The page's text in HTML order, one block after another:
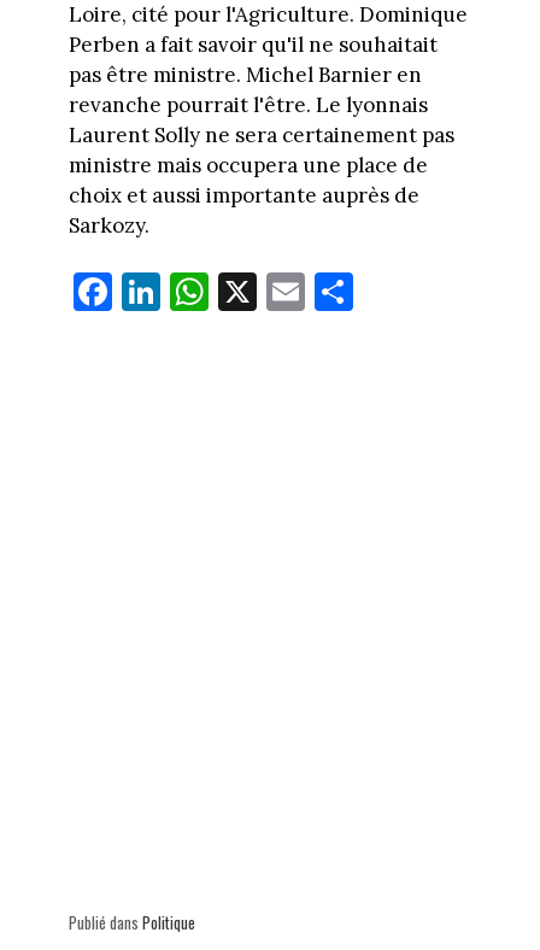
Loire, cité pour l'Agriculture. Dominique
Perben a fait savoir qu'il ne souhaitait
pas être ministre. Michel Barnier en
revanche pourrait l'être. Le lyonnais
Laurent Solly ne sera certainement pas
ministre mais occupera une place de
choix et aussi importante auprès de
Sarkozy.
Fa
ce
Li
nk
W
ha
X E
m
Pa
Publié dans Politique